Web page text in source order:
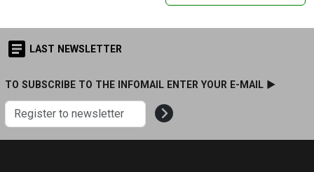
LAST NEWSLETTER
TO SUBSCRIBE TO THE INFOMAIL ENTER YOUR E-MAIL ►